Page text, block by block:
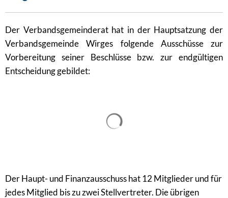
Der Verbandsgemeinderat hat in der Hauptsatzung der
Verbandsgemeinde Wirges folgende Ausschüsse zur
Vorbereitung seiner Beschlüsse bzw. zur endgültigen
Entscheidung gebildet:
Der Haupt- und Finanzausschuss hat 12 Mitglieder und für
jedes Mitglied bis zu zwei Stellvertreter. Die übrigen